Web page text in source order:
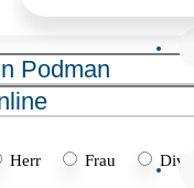
Herr Frau